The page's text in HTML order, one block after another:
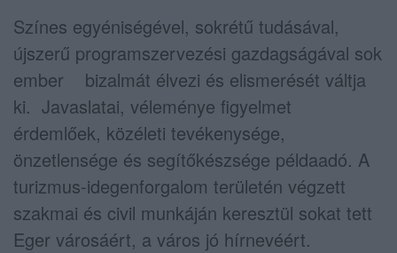
Színes egyéniségével, sokrétű tudásával,
újszerű programszervezési gazdagságával sok
ember bizalmát élvezi és elismerését váltja
ki. Javaslatai, véleménye figyelmet
érdemlőek, közéleti tevékenysége,
önzetlensége és segítőkészsége példaadó. A
turizmus-idegenforgalom területén végzett
szakmai és civil munkáján keresztül sokat tett
Eger városáért, a város jó hírnevéért.